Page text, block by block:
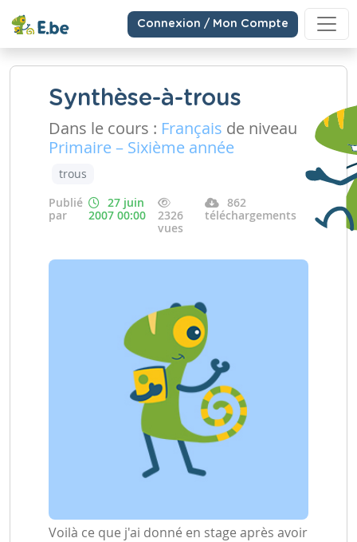
Connexion / Mon Compte
Synthèse-à-trous
Dans le cours : Français de niveau
Primaire – Sixième année
trous
Publié
par
27 juin
2007 00:00
2326
vues
862
téléchargements
Voilà ce que j'ai donné en stage après avoir